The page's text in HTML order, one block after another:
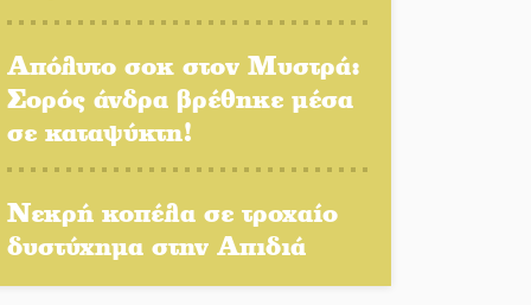
δίνουν ραντεβού στην
Η Σοχά ετοιμάζεται για ένα
δυναμικό καλοκαιρινό party
Διακοπή μαθημάτων στο
Ματάλειο Κολυμβητήριο την
Απόλυτο σοκ στον Μυστρά:
Σορός άνδρα βρέθηκε μέσα
σε καταψύκτη!
Νεκρή κοπέλα σε τροχαίο
δυστύχημα στην Απιδιά